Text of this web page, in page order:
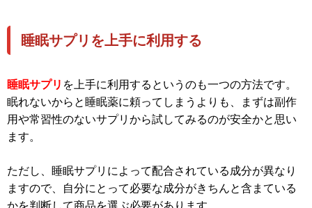
睡眠サプリを上手に利用する
睡眠サプリ を上手に利用するというのも一つの方法です。
眠れないからと睡眠薬に頼ってしまうよりも、まずは副作
用や常習性のないサプリから試してみるのが安全かと思い
ます。
ただし、睡眠サプリによって配合されている成分が異なり
ますので、自分にとって必要な成分がきちんと含まている
かを判断して商品を選ぶ必要があります。